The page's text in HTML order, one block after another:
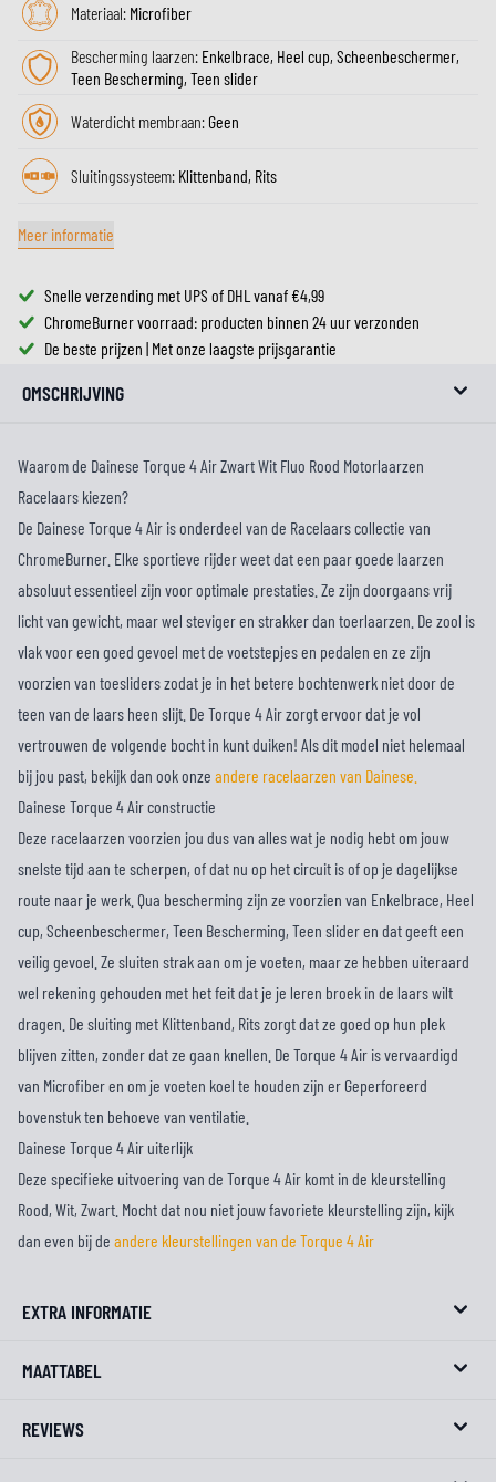
Materiaal: Microfiber
Bescherming laarzen: Enkelbrace, Heel cup, Scheenbeschermer,
Teen Bescherming, Teen slider
Waterdicht membraan:Geen
Sluitingssysteem: Klittenband, Rits
Meer informatie
Snelle verzending met UPS of DHL vanaf €4,99
ChromeBurner voorraad: producten binnen 24 uur verzonden
De beste prijzen | Met onze laagste prijsgarantie
OMSCHRIJVING
Waarom de Dainese Torque 4 Air Zwart Wit Fluo Rood Motorlaarzen
Racelaars kiezen?
De Dainese Torque 4 Air is onderdeel van de Racelaars collectie van
ChromeBurner. Elke sportieve rijder weet dat een paar goede laarzen
absoluut essentieel zijn voor optimale prestaties. Ze zijn doorgaans vrij
licht van gewicht, maar wel steviger en strakker dan toerlaarzen. De zool is
vlak voor een goed gevoel met de voetstepjes en pedalen en ze zijn
voorzien van toesliders zodat je in het betere bochtenwerk niet door de
teen van de laars heen slijt. De Torque 4 Air zorgt ervoor dat je vol
vertrouwen de volgende bocht in kunt duiken! Als dit model niet helemaal
bij jou past, bekijk dan ook onze andere racelaarzen van Dainese.
Dainese Torque 4 Air constructie
Deze racelaarzen voorzien jou dus van alles wat je nodig hebt om jouw
snelste tijd aan te scherpen, of dat nu op het circuit is of op je dagelijkse
route naar je werk. Qua bescherming zijn ze voorzien van Enkelbrace, Heel
cup, Scheenbeschermer, Teen Bescherming, Teen slider en dat geeft een
veilig gevoel. Ze sluiten strak aan om je voeten, maar ze hebben uiteraard
wel rekening gehouden met het feit dat je je leren broek in de laars wilt
dragen. De sluiting met Klittenband, Rits zorgt dat ze goed op hun plek
blijven zitten, zonder dat ze gaan knellen. De Torque 4 Air is vervaardigd
van Microfiber en om je voeten koel te houden zijn er Geperforeerd
bovenstuk ten behoeve van ventilatie.
Dainese Torque 4 Air uiterlijk
Deze specifieke uitvoering van de Torque 4 Air komt in de kleurstelling
Rood, Wit, Zwart. Mocht dat nou niet jouw favoriete kleurstelling zijn, kijk
dan even bij de andere kleurstellingen van de Torque 4 Air
EXTRA INFORMATIE
MAATTABEL
REVIEWS